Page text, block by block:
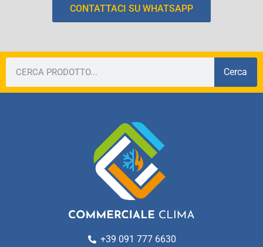
CONTATTACI SU WHATSAPP
Cerca
+39 091 777 6630